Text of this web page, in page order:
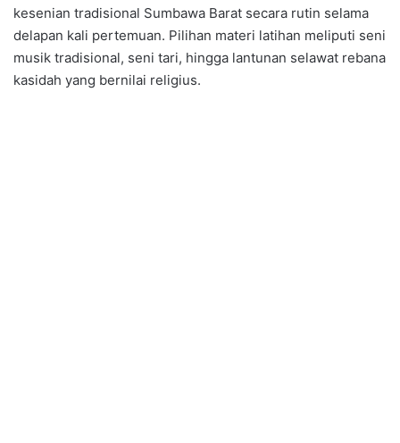
kesenian tradisional Sumbawa Barat secara rutin selama
delapan kali pertemuan. Pilihan materi latihan meliputi seni
musik tradisional, seni tari, hingga lantunan selawat rebana
kasidah yang bernilai religius.